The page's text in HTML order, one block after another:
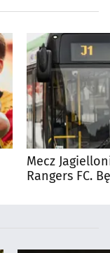
Mecz
Rangers FC.